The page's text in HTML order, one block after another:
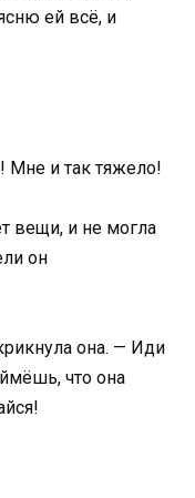
ей всё, и
и так тяжело!
вещи, и не могла
он
она. — Иди
что она